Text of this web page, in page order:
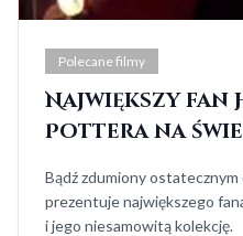
Polecane filmy
Największy fan
Pottera na
Bądź zdumiony
prezentuje największego
i jego niesamowitą kolekcję.